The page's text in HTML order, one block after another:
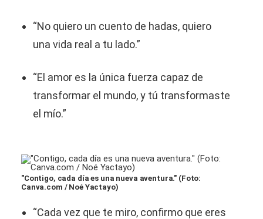
“No quiero un cuento de hadas, quiero
una vida real a tu lado.”
“El amor es la única fuerza capaz de
transformar el mundo, y tú transformaste
el mío.”
"Contigo, cada día es una nueva aventura." (Foto:
Canva.com / Noé Yactayo)
“Cada vez que te miro, confirmo que eres